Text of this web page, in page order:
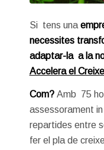
Si tens una
necessites
adaptar-la a la
Accelera el
Com? Amb 75
assessorament
repartides entre
fer el pla de